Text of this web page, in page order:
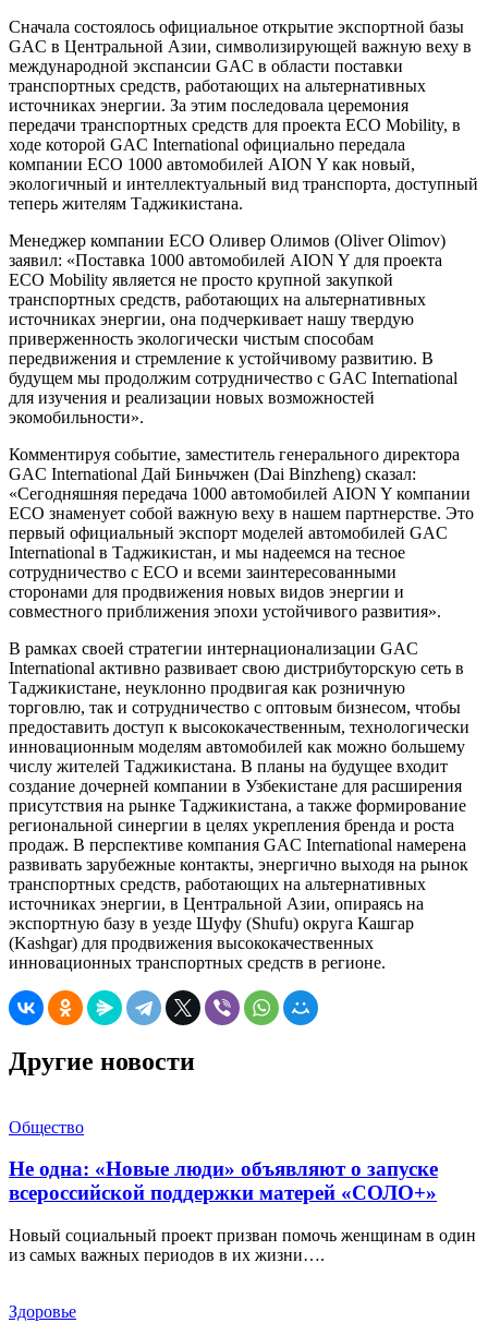
Сначала состоялось официальное открытие экспортной базы
GAC в Центральной Азии, символизирующей важную веху в
международной экспансии GAC в области поставки
транспортных средств, работающих на альтернативных
источниках энергии. За этим последовала церемония
передачи транспортных средств для проекта ECO Mobility, в
ходе которой GAC International официально передала
компании ECO 1000 автомобилей AION Y как новый,
экологичный и интеллектуальный вид транспорта, доступный
теперь жителям Таджикистана.
Менеджер компании ECO Оливер Олимов (Oliver Olimov)
заявил: «Поставка 1000 автомобилей AION Y для проекта
ECO Mobility является не просто крупной закупкой
транспортных средств, работающих на альтернативных
источниках энергии, она подчеркивает нашу твердую
приверженность экологически чистым способам
передвижения и стремление к устойчивому развитию. В
будущем мы продолжим сотрудничество с GAC International
для изучения и реализации новых возможностей
экомобильности».
Комментируя событие, заместитель генерального директора
GAC International Дай Биньчжен (Dai Binzheng) сказал:
«Сегодняшняя передача 1000 автомобилей AION Y компании
ECO знаменует собой важную веху в нашем партнерстве. Это
первый официальный экспорт моделей автомобилей GAC
International в Таджикистан, и мы надеемся на тесное
сотрудничество с ЕСО и всеми заинтересованными
сторонами для продвижения новых видов энергии и
совместного приближения эпохи устойчивого развития».
В рамках своей стратегии интернационализации GAC
International активно развивает свою дистрибуторскую сеть в
Таджикистане, неуклонно продвигая как розничную
торговлю, так и сотрудничество с оптовым бизнесом, чтобы
предоставить доступ к высококачественным, технологически
инновационным моделям автомобилей как можно большему
числу жителей Таджикистана. В планы на будущее входит
создание дочерней компании в Узбекистане для расширения
присутствия на рынке Таджикистана, а также формирование
региональной синергии в целях укрепления бренда и роста
продаж. В перспективе компания GAC International намерена
развивать зарубежные контакты, энергично выходя на рынок
транспортных средств, работающих на альтернативных
источниках энергии, в Центральной Азии, опираясь на
экспортную базу в уезде Шуфу (Shufu) округа Кашгар
(Kashgar) для продвижения высококачественных
инновационных транспортных средств в регионе.
Другие новости
Общество
Не одна: «Новые люди» объявляют о запуске
всероссийской поддержки матерей «СОЛО+»
Новый социальный проект призван помочь женщинам в один
из самых важных периодов в их жизни….
Здоровье